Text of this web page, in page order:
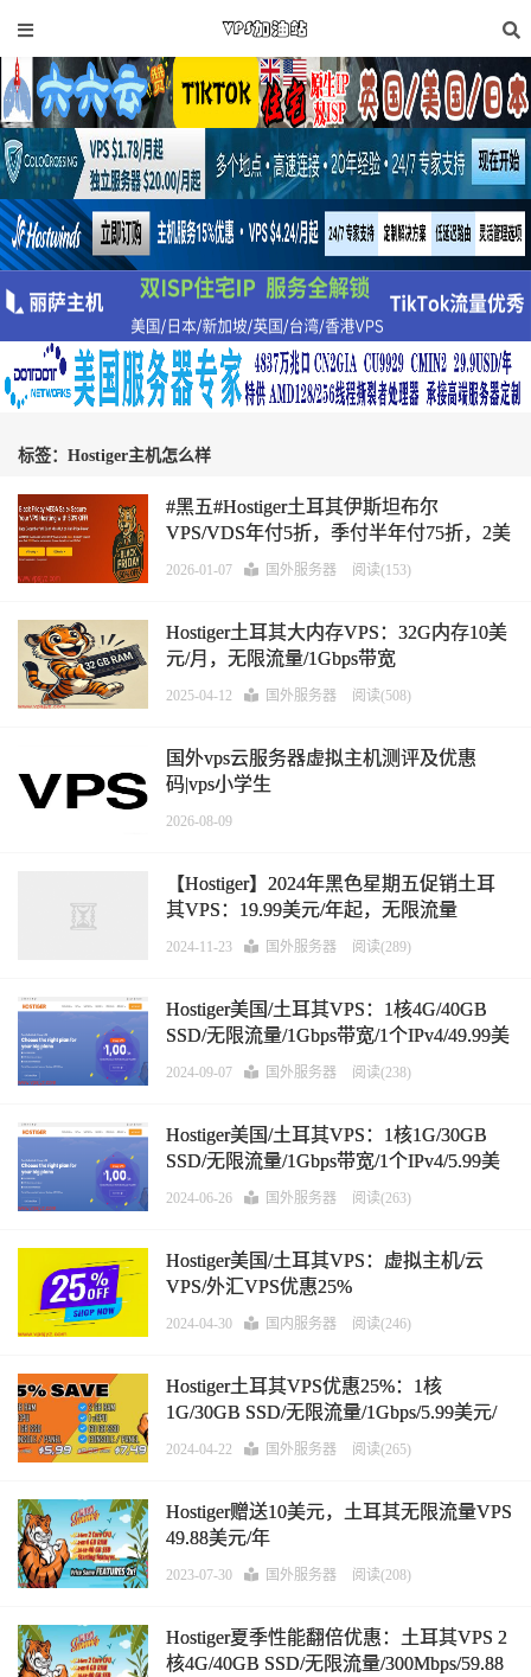
标签：Hostiger主机怎么样
#黑五#Hostiger土耳其伊斯坦布尔
VPS/VDS年付5折，季付半年付75折，2美
2026-01-07 国外服务器 阅读(153)
Hostiger土耳其大内存VPS：32G内存10美
元/月，无限流量/1Gbps带宽
2025-04-12 国外服务器 阅读(508)
国外vps云服务器虚拟主机测评及优惠
码|vps小学生
2026-08-09
【Hostiger】2024年黑色星期五促销土耳
其VPS：19.99美元/年起，无限流量
2024-11-23 国外服务器 阅读(289)
Hostiger美国/土耳其VPS：1核4G/40GB
SSD/无限流量/1Gbps带宽/1个IPv4/49.99美
2024-09-07 国外服务器 阅读(238)
Hostiger美国/土耳其VPS：1核1G/30GB
SSD/无限流量/1Gbps带宽/1个IPv4/5.99美
2024-06-26 国外服务器 阅读(263)
Hostiger美国/土耳其VPS：虚拟主机/云
VPS/外汇VPS优惠25%
2024-04-30 国内服务器 阅读(246)
Hostiger土耳其VPS优惠25%：1核
1G/30GB SSD/无限流量/1Gbps/5.99美元/
2024-04-22 国外服务器 阅读(265)
Hostiger赠送10美元，土耳其无限流量VPS
49.88美元/年
2023-07-30 国外服务器 阅读(208)
Hostiger夏季性能翻倍优惠：土耳其VPS 2
核4G/40GB SSD/无限流量/300Mbps/59.88